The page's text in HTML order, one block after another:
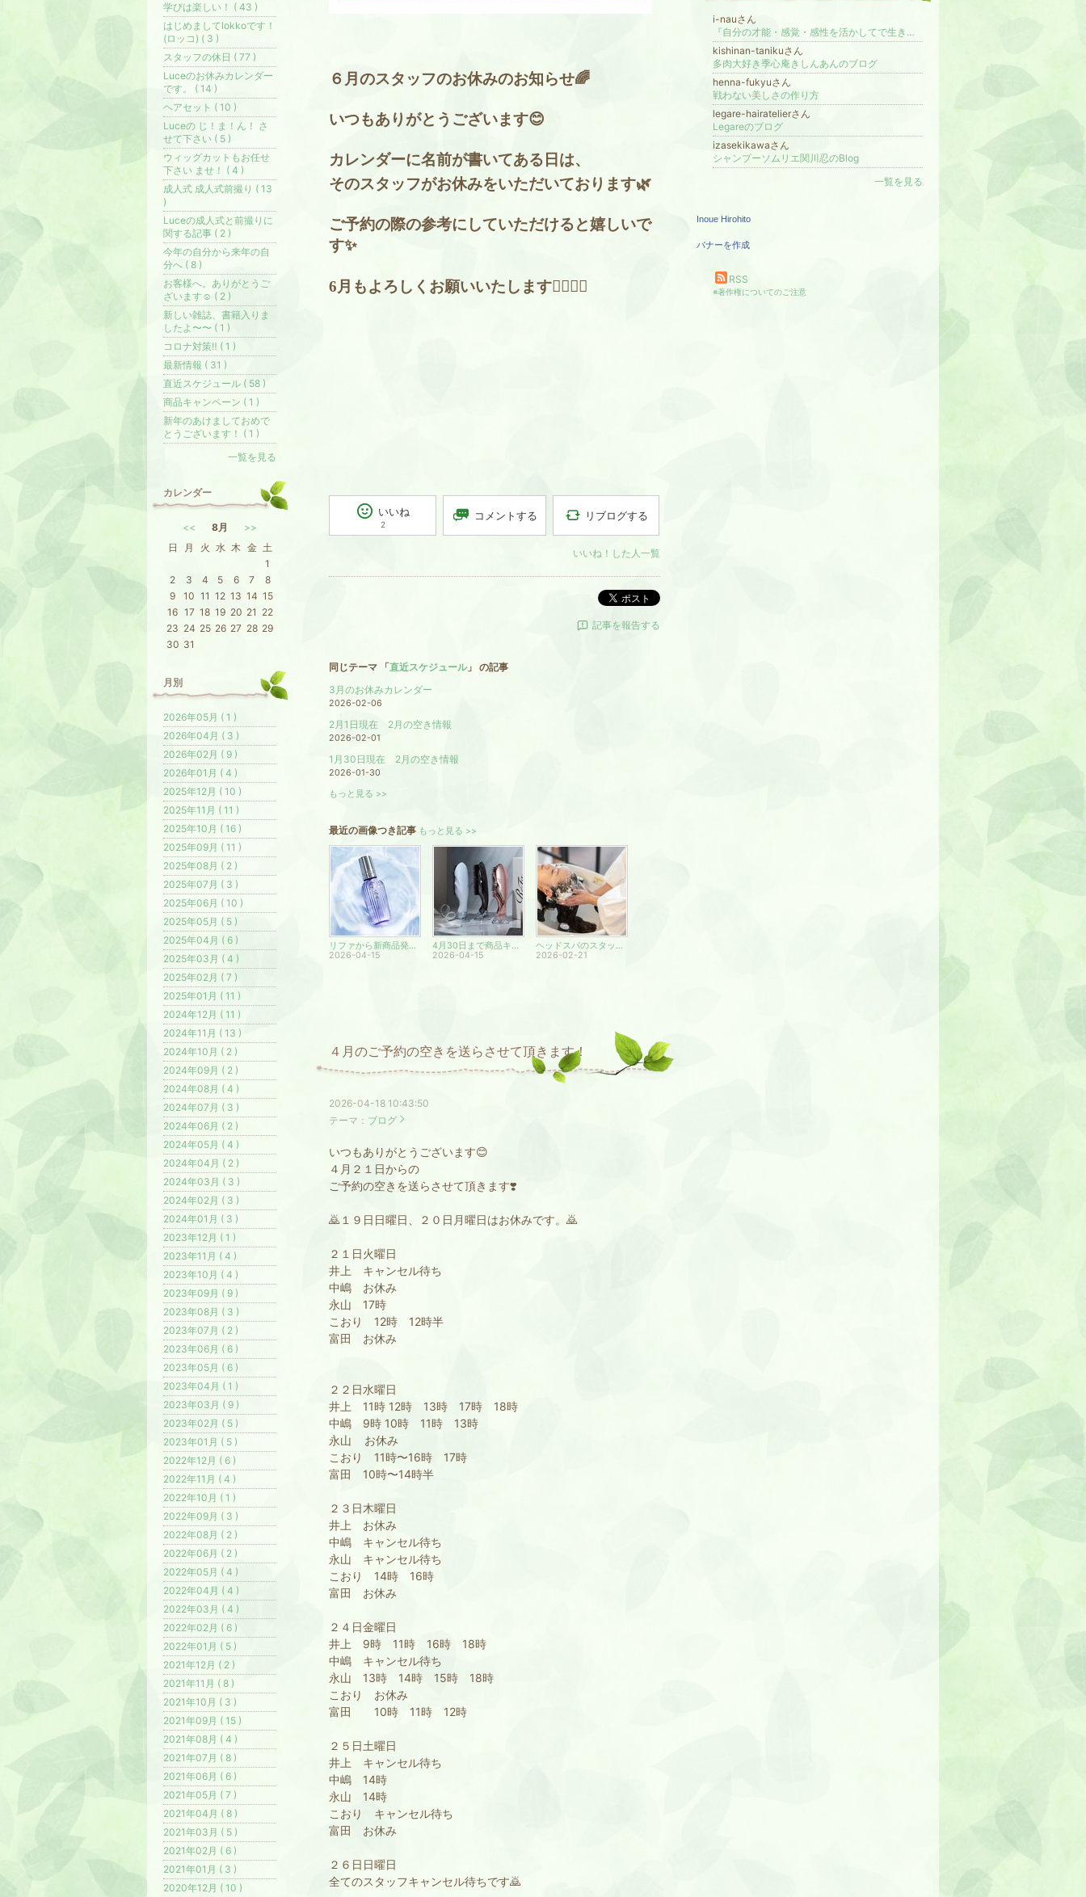
６月のスタッフのお休みのお知らせ🌈
いつもありがとうございます😊
カレンダーに名前が書いてある日は、
そのスタッフがお休みをいただいております🌿
ご予約の際の参考にしていただけると嬉しいで
す✨
6月もよろしくお願いいたします🙇‍♂️🙇‍♂️
いいね
2
コメントする リブログする
いいね！した人一覧
ポスト
記事を報告する
同じテーマ 「直近スケジュール」 の記事
3月のお休みカレンダー
2026-02-06
2月1日現在 2月の空き情報
2026-02-01
1月30日現在 2月の空き情報
2026-01-30
もっと見る >>
最近の画像つき記事 もっと見る >>
リファから新商品発売✨
2026-04-15
4月30日まで商品キャンペーン中です✨
2026-04-15
ヘッドスパのスタッフとスタイリストのご紹介。
2026-02-21
４月のご予約の空きを送らさせて頂きます！
2026-04-18 10:43:50
テーマ： ブログ
いつもありがとうございます😊
４月２１日からの
ご予約の空きを送らさせて頂きます❣️
🙇１９日日曜日、２０日月曜日はお休みです。🙇
２１日火曜日
井上 キャンセル待ち
中嶋 お休み
永山 17時
こおり 12時 12時半
富田 お休み
２２日水曜日
井上 11時 12時 13時 17時 18時
中嶋 9時 10時 11時 13時
永山 お休み
こおり 11時〜16時 17時
富田 10時〜14時半
２３日木曜日
井上 お休み
中嶋 キャンセル待ち
永山 キャンセル待ち
こおり 14時 16時
富田 お休み
２４日金曜日
井上 9時 11時 16時 18時
中嶋 キャンセル待ち
永山 13時 14時 15時 18時
こおり お休み
富田 10時 11時 12時
２５日土曜日
井上 キャンセル待ち
中嶋 14時
永山 14時
こおり キャンセル待ち
富田 お休み
２６日日曜日
全てのスタッフキャンセル待ちです🙇
i-nauさん
『自分の才能・感覚・感性を活かしてで生きる！』からだ・心・思考がつながるサロン
kishinan-tanikuさん
多肉大好き季心庵きしんあんのブログ
henna-fukyuさん
戦わない美しさの作り方
legare-hairatelierさん
Legareのブログ
izasekikawaさん
シャンプーソムリエ関川忍のBlog
一覧を見る
Inoue Hirohito
バナーを作成
RSS
※著作権についてのご注意
学びは楽しい！ ( 43 )
はじめましてlokkoです！
(ロッコ) ( 3 )
スタッフの休日 ( 77 )
Luceのお休みカレンダー
です。 ( 14 )
ヘアセット ( 10 )
Luceの じ！ま！ん！ さ
せて下さい ( 5 )
ウィッグカットもお任せ
下さい ませ！ ( 4 )
成人式 成人式前撮り ( 13
)
Luceの成人式と前撮りに
関する記事 ( 2 )
今年の自分から来年の自
分へ ( 8 )
お客様へ。ありがとうご
ざいます☺️ ( 2 )
新しい雑誌、書籍入りま
したよ〜〜 ( 1 )
コロナ対策‼️ ( 1 )
最新情報 ( 31 )
直近スケジュール ( 58 )
商品キャンペーン ( 1 )
新年のあけましておめで
とうございます！ ( 1 )
一覧を見る
カレンダー
<< 8月
>>
日
月 火 水 木 金 土
1
2
3 4 5 6 7
8
9
10 11 12 13 14 15
16 17 18 19 20 21 22
23 24 25 26 27 28 29
30 31
月別
2026年05月 ( 1 )
2026年04月 ( 3 )
2026年02月 ( 9 )
2026年01月 ( 4 )
2025年12月 ( 10 )
2025年11月 ( 11 )
2025年10月 ( 16 )
2025年09月 ( 11 )
2025年08月 ( 2 )
2025年07月 ( 3 )
2025年06月 ( 10 )
2025年05月 ( 5 )
2025年04月 ( 6 )
2025年03月 ( 4 )
2025年02月 ( 7 )
2025年01月 ( 11 )
2024年12月 ( 11 )
2024年11月 ( 13 )
2024年10月 ( 2 )
2024年09月 ( 2 )
2024年08月 ( 4 )
2024年07月 ( 3 )
2024年06月 ( 2 )
2024年05月 ( 4 )
2024年04月 ( 2 )
2024年03月 ( 3 )
2024年02月 ( 3 )
2024年01月 ( 3 )
2023年12月 ( 1 )
2023年11月 ( 4 )
2023年10月 ( 4 )
2023年09月 ( 9 )
2023年08月 ( 3 )
2023年07月 ( 2 )
2023年06月 ( 6 )
2023年05月 ( 6 )
2023年04月 ( 1 )
2023年03月 ( 9 )
2023年02月 ( 5 )
2023年01月 ( 5 )
2022年12月 ( 6 )
2022年11月 ( 4 )
2022年10月 ( 1 )
2022年09月 ( 3 )
2022年08月 ( 2 )
2022年06月 ( 2 )
2022年05月 ( 4 )
2022年04月 ( 4 )
2022年03月 ( 4 )
2022年02月 ( 6 )
2022年01月 ( 5 )
2021年12月 ( 2 )
2021年11月 ( 8 )
2021年10月 ( 3 )
2021年09月 ( 15 )
2021年08月 ( 4 )
2021年07月 ( 8 )
2021年06月 ( 6 )
2021年05月 ( 7 )
2021年04月 ( 8 )
2021年03月 ( 5 )
2021年02月 ( 6 )
2021年01月 ( 3 )
2020年12月 ( 10 )